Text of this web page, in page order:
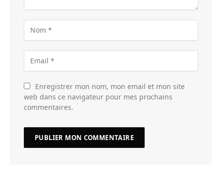
Enregistrer mon nom, mon email et mon site
web dans ce navigateur pour mes prochains
commentaires.